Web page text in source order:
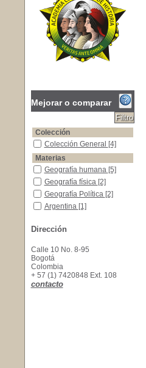
Mejorar o comparar
Colección
Colección General
Colección General [4]
Materias
Geografía humana
Geografía humana [5]
Geografía física
Geografía física [2]
Geografía Política
Geografía Política [2]
Argentina
Argentina [1]
Económicas
Arqueología Latinoamericana
Arqueología
Latinoamericana
Etnología
Etnología
Geografía
Geografía
Dirección
Calle 10 No. 8-95
Bogotá
Colombia
+ 57 (1) 7420848 Ext. 108
contacto